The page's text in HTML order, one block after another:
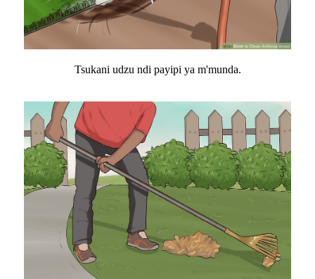
Tsukani udzu ndi payipi ya m'munda.